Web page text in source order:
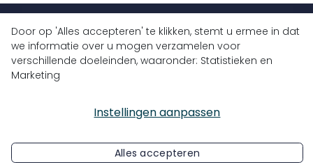
+32 (0)9 430 77 77
info@bluedrops.eu
Door op 'Alles accepteren' te klikken, stemt u ermee in dat
we informatie over u mogen verzamelen voor
verschillende doeleinden, waaronder: Statistieken en
Marketing
Instellingen aanpassen
Alles accepteren